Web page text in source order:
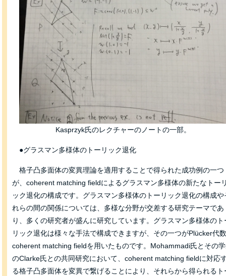
Kasprzyk氏のレクチャーのノートの一部。
●グラスマン多様体のトーリック退化
格子凸多面体の変異理論を適用することで得られた成功例の一つ
が、coherent matching fieldによるグラスマン多様体の新たなトー
ック退化の構成です。グラスマン多様体のトーリック退化の構成や
れらの間の関係については、多様な分野が交差する研究テーマであ
り、多くの研究者が盛んに研究しています。グラスマン多様体のト
リック退化は様々な手法で構成できますが、その一つがPlücker代
coherent matching fieldを用いたものです。Mohammadi氏とその
のClarke氏との共同研究において、coherent matching fieldに対応
る格子凸多面体を変異で繋げることにより、それらから得られるト